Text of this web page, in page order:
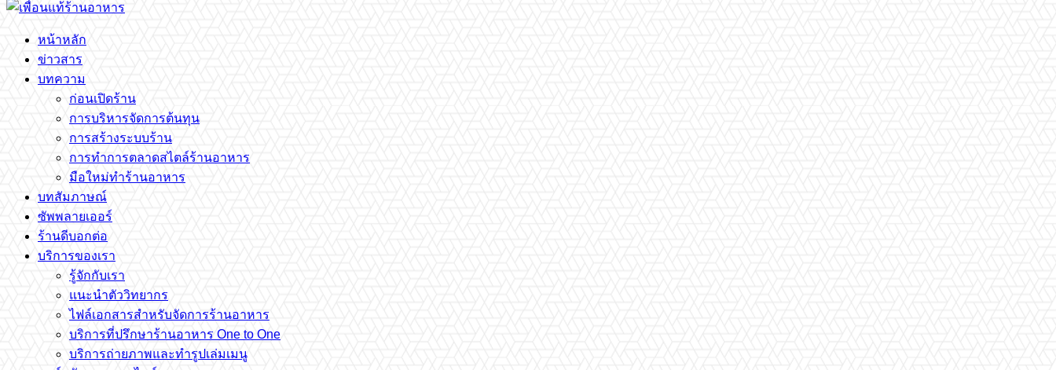
หน้าหลัก
ข่าวสาร
บทความ
ก่อนเปิดร้าน
การบริหารจัดการต้นทุน
การสร้างระบบร้าน
การทำการตลาดสไตล์ร้านอาหาร
มือใหม่ทำร้านอาหาร
บทสัมภาษณ์
ซัพพลายเออร์
ร้านดีบอกต่อ
บริการของเรา
รู้จักกับเรา
แนะนำตัววิทยากร
ไฟล์เอกสารสำหรับจัดการร้านอาหาร
บริการที่ปรึกษาร้านอาหาร One to One
บริการถ่ายภาพและทำรูปเล่มเมนู